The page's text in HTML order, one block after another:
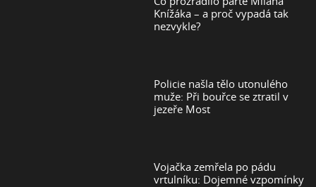
Knížáka – a proč vypadá tak
nezvykle?
Policie našla tělo utonulého
muže: Při bouřce se ztratil v
jezeře Most
Vojačka zemřela po pádu
vrtulníku: Dojemné vzpomínky